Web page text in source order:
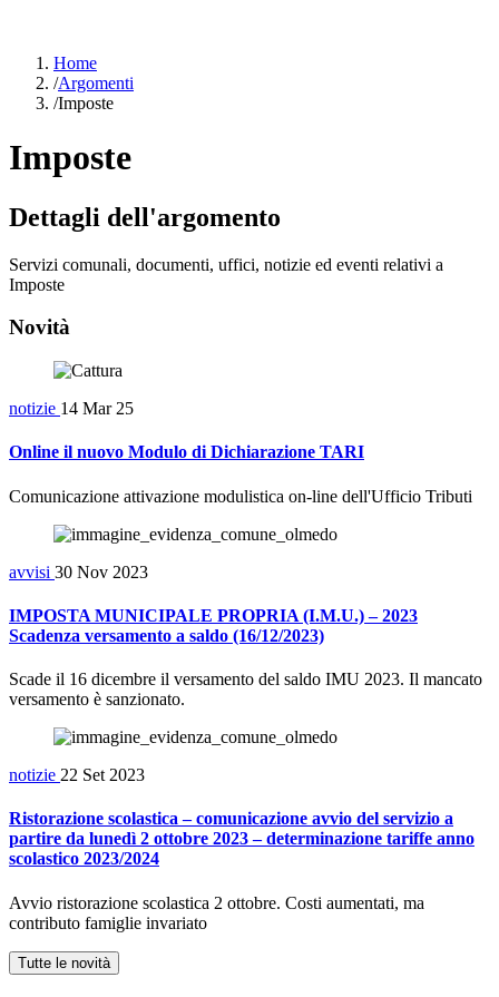
Home
/Argomenti
/Imposte
Imposte
Dettagli dell'argomento
Servizi comunali, documenti, uffici, notizie ed eventi relativi a
Imposte
Novità
notizie 14 Mar 25
Online il nuovo Modulo di Dichiarazione TARI
Comunicazione attivazione modulistica on-line dell'Ufficio Tributi
avvisi 30 Nov 2023
IMPOSTA MUNICIPALE PROPRIA (I.M.U.) – 2023
Scadenza versamento a saldo (16/12/2023)
Scade il 16 dicembre il versamento del saldo IMU 2023. Il mancato
versamento è sanzionato.
notizie 22 Set 2023
Ristorazione scolastica – comunicazione avvio del servizio a
partire da lunedì 2 ottobre 2023 – determinazione tariffe anno
scolastico 2023/2024
Avvio ristorazione scolastica 2 ottobre. Costi aumentati, ma
contributo famiglie invariato
Tutte le novità